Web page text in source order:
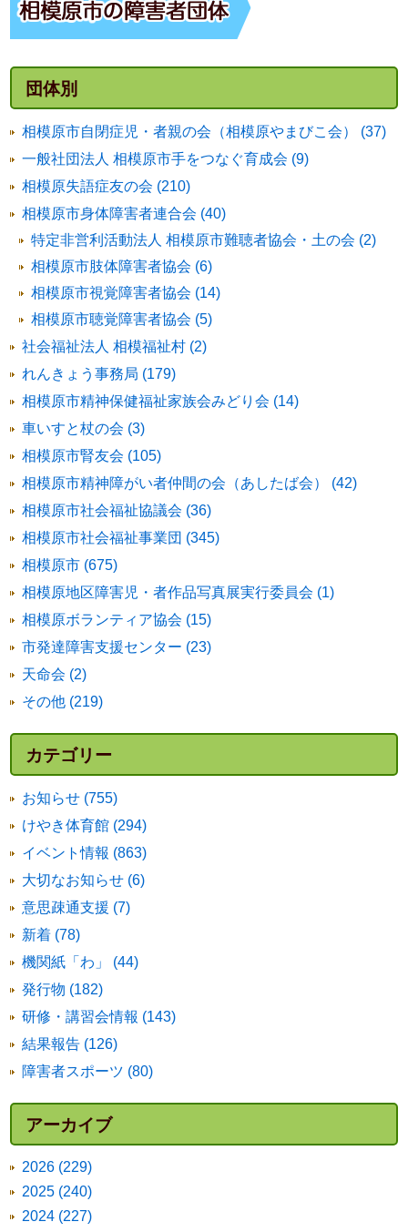
団体別
相模原市自閉症児・者親の会（相模原やまびこ会） (37)
一般社団法人 相模原市手をつなぐ育成会 (9)
相模原失語症友の会 (210)
相模原市身体障害者連合会 (40)
特定非営利活動法人 相模原市難聴者協会・土の会 (2)
相模原市肢体障害者協会 (6)
相模原市視覚障害者協会 (14)
相模原市聴覚障害者協会 (5)
社会福祉法人 相模福祉村 (2)
れんきょう事務局 (179)
相模原市精神保健福祉家族会みどり会 (14)
車いすと杖の会 (3)
相模原市腎友会 (105)
相模原市精神障がい者仲間の会（あしたば会） (42)
相模原市社会福祉協議会 (36)
相模原市社会福祉事業団 (345)
相模原市 (675)
相模原地区障害児・者作品写真展実行委員会 (1)
相模原ボランティア協会 (15)
市発達障害支援センター (23)
天命会 (2)
その他 (219)
カテゴリー
お知らせ (755)
けやき体育館 (294)
イベント情報 (863)
大切なお知らせ (6)
意思疎通支援 (7)
新着 (78)
機関紙「わ」 (44)
発行物 (182)
研修・講習会情報 (143)
結果報告 (126)
障害者スポーツ (80)
アーカイブ
2026 (229)
2025 (240)
2024 (227)